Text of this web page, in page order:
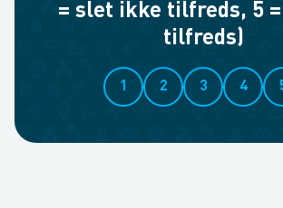
= slet ikke tilfreds, 5
tilfreds)
1 2 3 4